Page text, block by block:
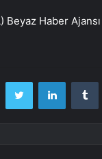
Beyaz Haber Ajansı
FacebookTwitter LinkedIn